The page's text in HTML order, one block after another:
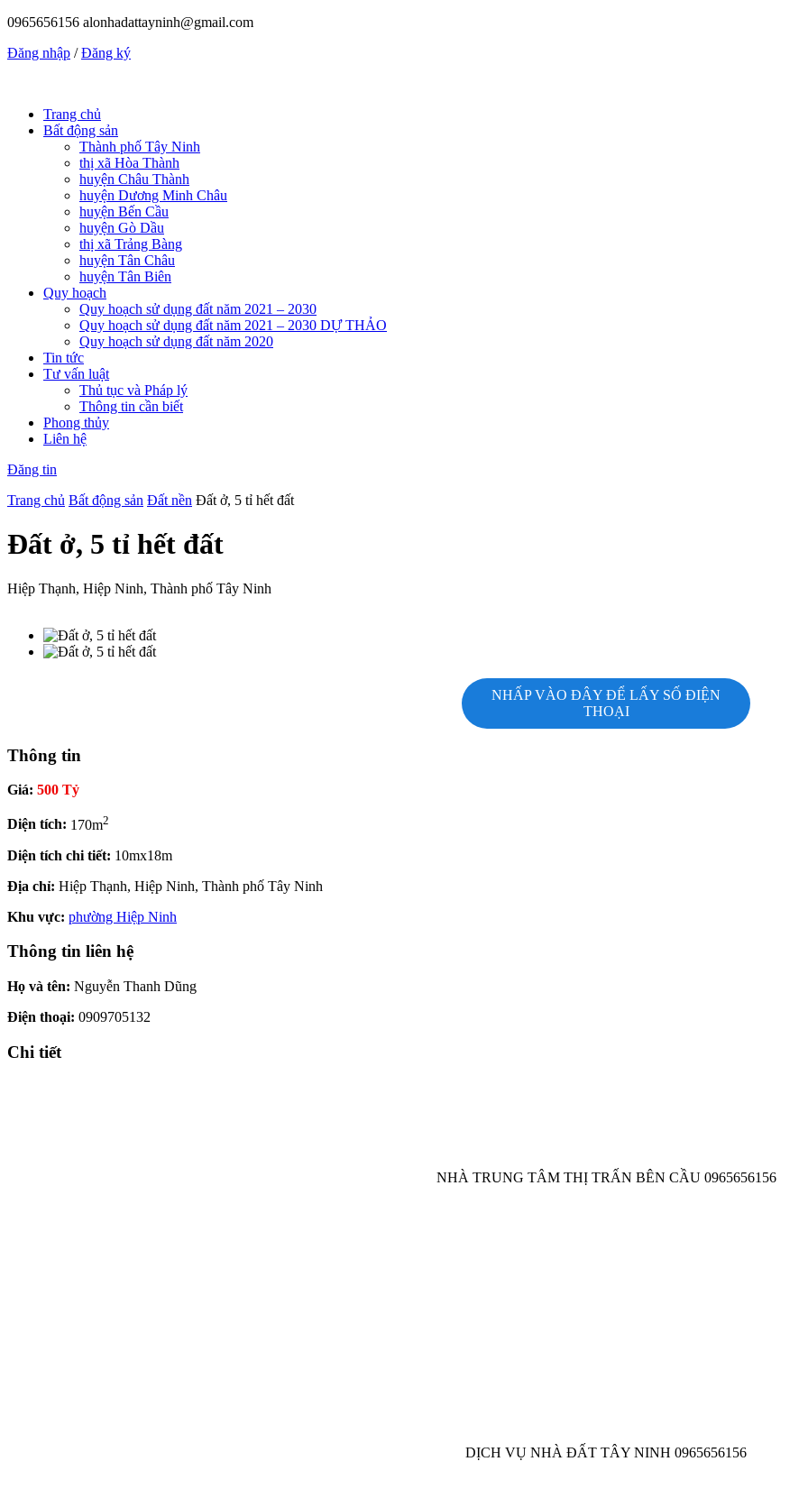
0965656156 alonhadattayninh@gmail.com
Đăng nhập /Đăng ký
Trang chủ
Bất động sản
Thành phố Tây Ninh
thị xã Hòa Thành
huyện Châu Thành
huyện Dương Minh Châu
huyện Bến Cầu
huyện Gò Dầu
thị xã Trảng Bàng
huyện Tân Châu
huyện Tân Biên
Quy hoạch
Quy hoạch sử dụng đất năm 2021 – 2030
Quy hoạch sử dụng đất năm 2021 – 2030 DỰ THẢO
Quy hoạch sử dụng đất năm 2020
Tin tức
Tư vấn luật
Thủ tục và Pháp lý
Thông tin cần biết
Phong thủy
Liên hệ
Đăng tin
Trang chủ Bất động sản Đất nền Đất ở, 5 tỉ hết đất
Đất ở, 5 tỉ hết đất
Hiệp Thạnh, Hiệp Ninh, Thành phố Tây Ninh
NHẤP VÀO ĐÂY ĐỂ LẤY SỐ ĐIỆN
THOẠI
Thông tin
Giá: 500 Tỷ
Diện tích: 170m2
Diện tích chi tiết: 10mx18m
Địa chỉ: Hiệp Thạnh, Hiệp Ninh, Thành phố Tây Ninh
Khu vực: phường Hiệp Ninh
Thông tin liên hệ
Họ và tên: Nguyễn Thanh Dũng
Điện thoại: 0909705132
Chi tiết
NHÀ TRUNG TÂM THỊ TRẤN BÊN CẦU 0965656156
DỊCH VỤ NHÀ ĐẤT TÂY NINH 0965656156